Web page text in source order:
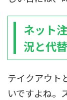
ネット
況と代
テイクアウト
いですよね。